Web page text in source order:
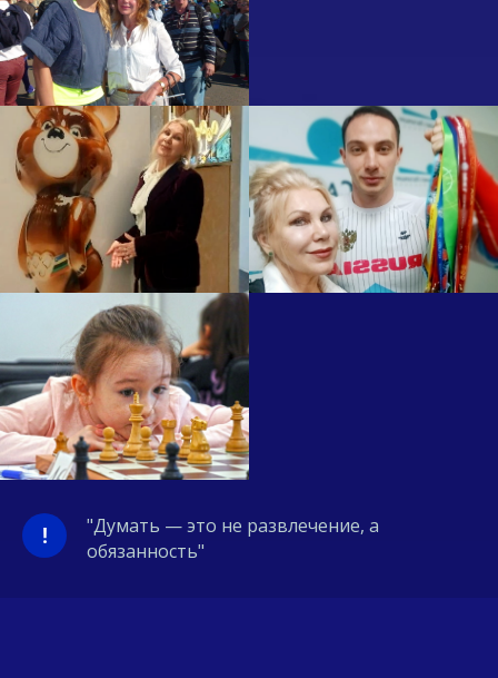
!
"Думать — это не развлечение, а
обязанность"